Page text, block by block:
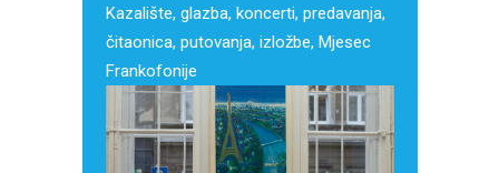
Kazalište, glazba, koncerti, predavanja,
čitaonica, putovanja, izložbe, Mjesec
Frankofonije